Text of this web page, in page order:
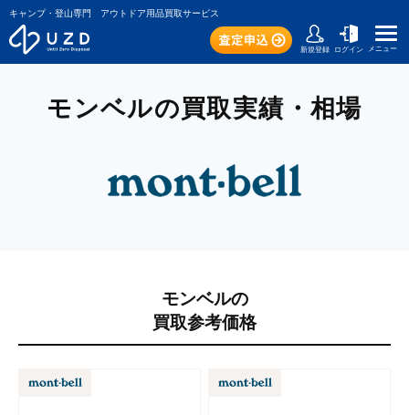
キャンプ・登山専門 アウトドア用品買取サービス
新規登録 ログイン メニュー
モンベルの買取実績・相場
モンベルの
買取参考価格